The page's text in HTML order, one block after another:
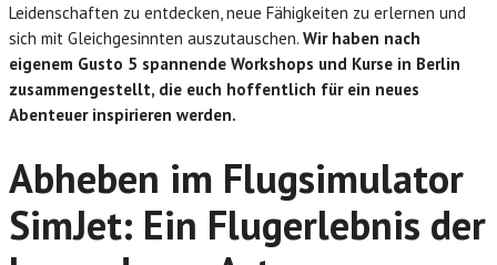
Leidenschaften zu entdecken, neue Fähigkeiten zu erlernen und
sich mit Gleichgesinnten auszutauschen. Wir haben nach
eigenem Gusto 5 spannende Workshops und Kurse in Berlin
zusammengestellt, die euch hoffentlich für ein neues
Abenteuer inspirieren werden.
Abheben im Flugsimulator
SimJet: Ein Flugerlebnis der